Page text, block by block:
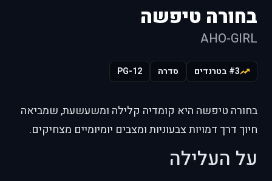
בחורה טיפשה
AHO-GIRL
#3 בטרנדים סדרה PG-12
בחורה טיפשה היא קומדיה קלילה ומשעשעת, שמביאה
חיוך דרך דמויות צבעוניות ומצבים יומיומיים מצחיקים.
על העלילה